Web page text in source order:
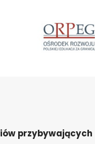
przybywających